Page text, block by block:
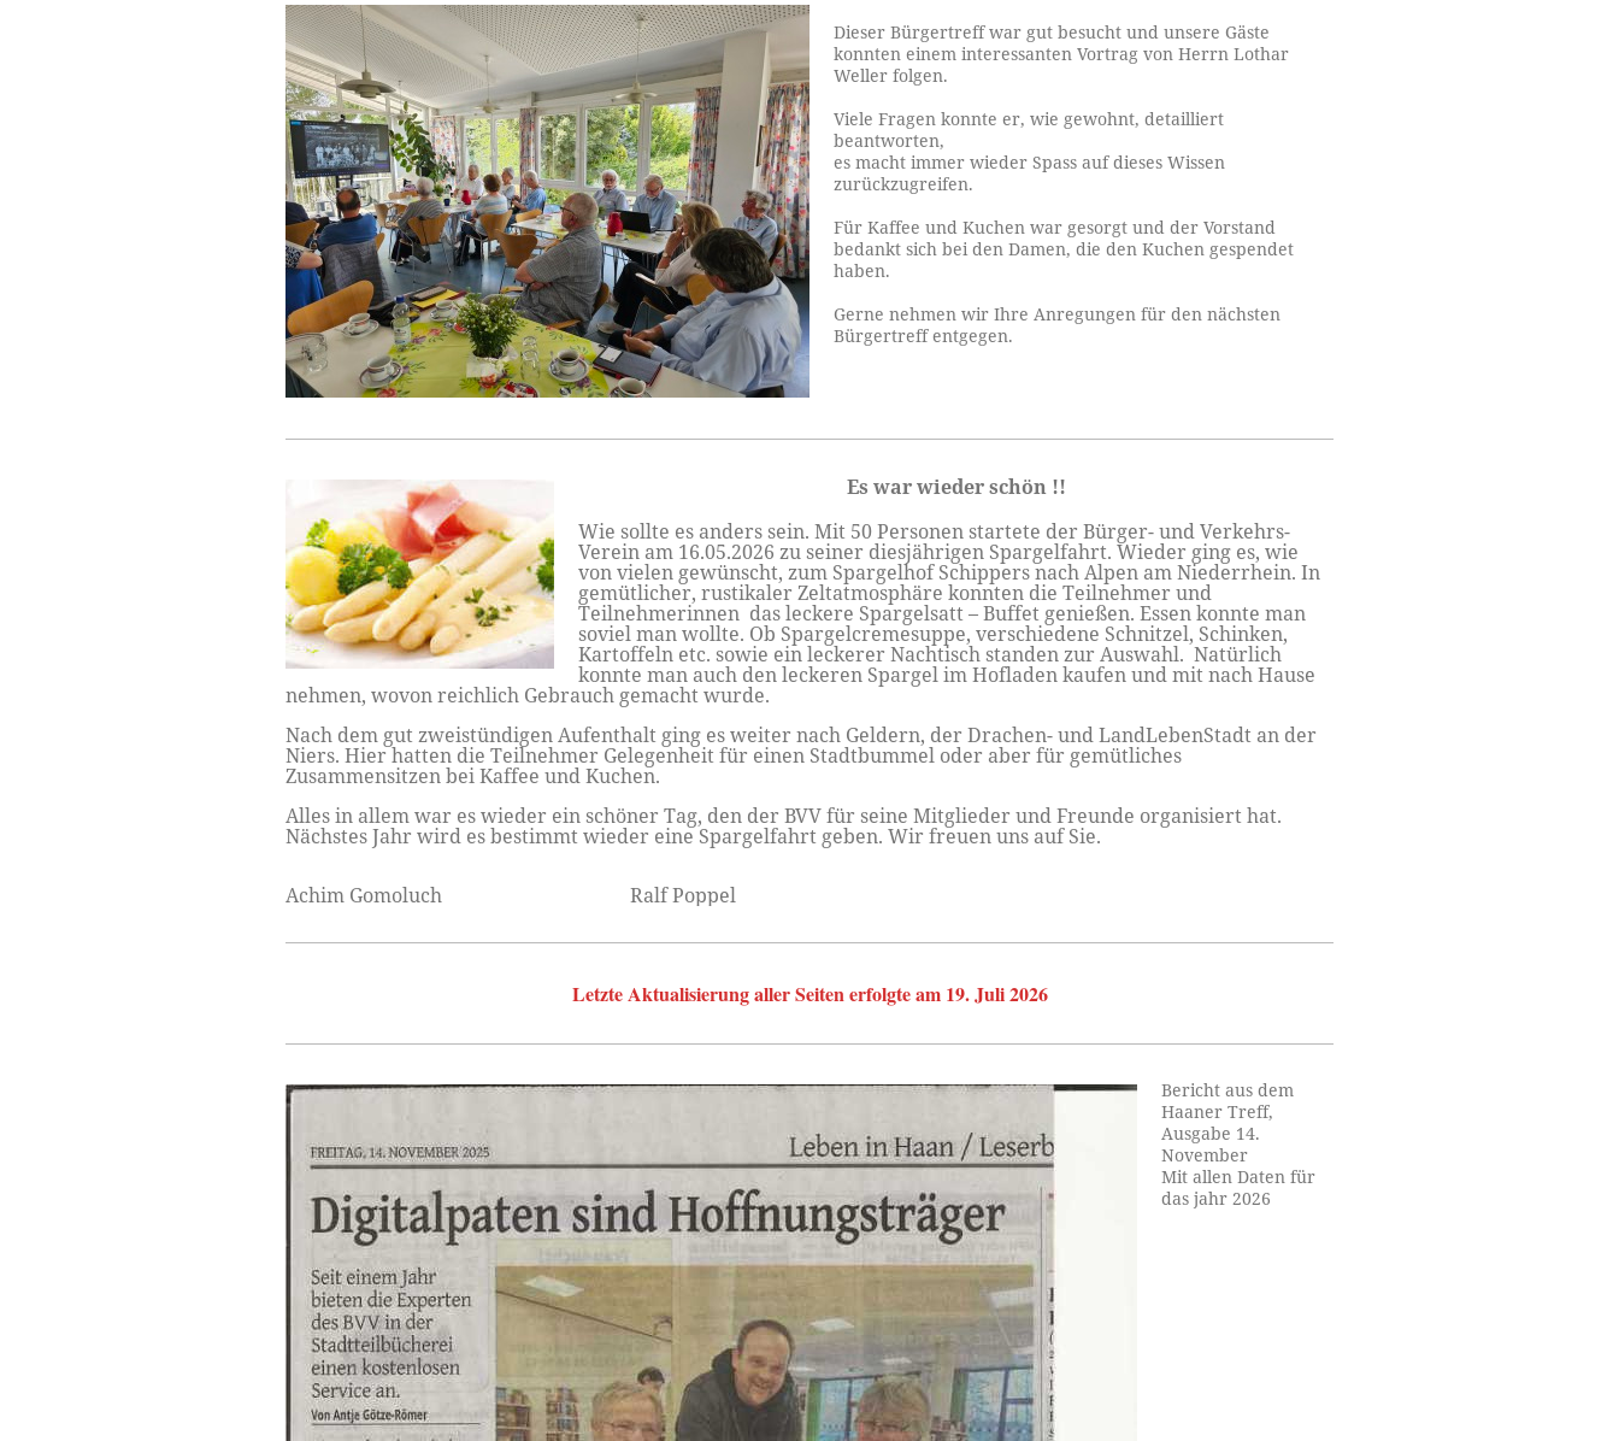
Dieser Bürgertreff war gut besucht und unsere Gäste
konnten einem interessanten Vortrag von Herrn Lothar
Weller folgen.
Viele Fragen konnte er, wie gewohnt, detailliert
beantworten,
es macht immer wieder Spass auf dieses Wissen
zurückzugreifen.
Für Kaffee und Kuchen war gesorgt und der Vorstand
bedankt sich bei den Damen, die den Kuchen gespendet
haben.
Gerne nehmen wir Ihre Anregungen für den nächsten
Bürgertreff entgegen.
Es war wieder schön !!
Wie sollte es anders sein. Mit 50 Personen startete der Bürger- und Verkehrs-
Verein am 16.05.2026 zu seiner diesjährigen Spargelfahrt. Wieder ging es, wie
von vielen gewünscht, zum Spargelhof Schippers nach Alpen am Niederrhein. In
gemütlicher, rustikaler Zeltatmosphäre konnten die Teilnehmer und
Teilnehmerinnen das leckere Spargelsatt – Buffet genießen. Essen konnte man
soviel man wollte. Ob Spargelcremesuppe, verschiedene Schnitzel, Schinken,
Kartoffeln etc. sowie ein leckerer Nachtisch standen zur Auswahl. Natürlich
konnte man auch den leckeren Spargel im Hofladen kaufen und mit nach Hause
nehmen, wovon reichlich Gebrauch gemacht wurde.
Nach dem gut zweistündigen Aufenthalt ging es weiter nach Geldern, der Drachen- und LandLebenStadt an der
Niers. Hier hatten die Teilnehmer Gelegenheit für einen Stadtbummel oder aber für gemütliches
Zusammensitzen bei Kaffee und Kuchen.
Alles in allem war es wieder ein schöner Tag, den der BVV für seine Mitglieder und Freunde organisiert hat.
Nächstes Jahr wird es bestimmt wieder eine Spargelfahrt geben. Wir freuen uns auf Sie.
Achim Gomoluch Ralf Poppel
Letzte Aktualisierung aller Seiten erfolgte am 19. Juli 2026
Bericht aus dem
Haaner Treff,
Ausgabe 14.
November
Mit allen Daten für
das jahr 2026